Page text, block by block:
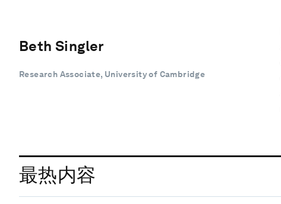
Beth Singler
Research Associate, University of Cambridge
最热内容